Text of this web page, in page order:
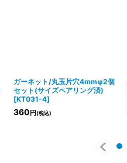
ガーネット/丸玉片穴4mmφ2個
セット(サイズペアリング済)
[KT031-4]
360 円(税込)